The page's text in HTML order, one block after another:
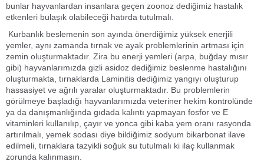
bunlar hayvanlardan insanlara geçen zoonoz dediğimiz hastalık
etkenleri bulaşık olabileceği hatırda tutulmalı.
Kurbanlık beslemenin son ayında önerdiğimiz yüksek enerjili
yemler, aynı zamanda tırnak ve ayak problemlerinin artması için
zemin oluşturmaktadır. Zira bu enerji yemleri (arpa, buğday mısır
gibi) hayvanlarımızda gizli asidoz dediğimiz beslenme hastalığını
oluşturmakta, tırnaklarda Laminitis dediğimiz yangıyı oluşturup
hassasiyet ve ağrılı yaralar oluşturmaktadır. Bu problemlerin
görülmeye başladığı hayvanlarımızda veteriner hekim kontrolünde
ya da danışmanlığında gıdada kalıntı yapmayan fosfor ve E
vitaminleri kullanılıp, çayır ve yonca gibi kaba yem oranı rasyonda
artırılmalı, yemek sodası diye bildiğimiz sodyum bikarbonat ilave
edilmeli, tırnaklara tazyikli soğuk su tutulmalı ki ilaç kullanmak
zorunda kalınmasın.